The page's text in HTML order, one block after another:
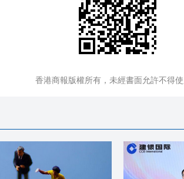
香港商報版權所有，未經書面允許不得使